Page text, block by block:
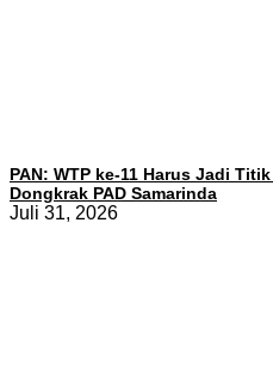
PAN: WTP ke-11 Harus Jadi
Dongkrak PAD Samarinda
Juli 31, 2026